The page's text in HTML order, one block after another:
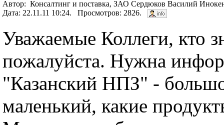
Автор: Консалтинг и поставка, ЗАО Сердюков Василий
Дата: 22.11.11 10:24. Просмотров: 2826.
Уважаемые Коллеги, кто
пожалуйста. Нужна
"Казанский НПЗ" -
маленький, какие